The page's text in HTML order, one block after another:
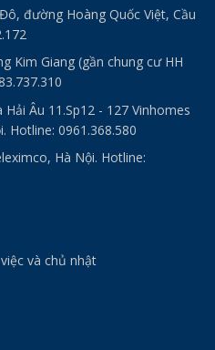
đường Hoàng Quốc Việt, Cầu
Kim Giang (gần chung cư HH
Âu 11.Sp12 - 127 Vinhomes
Hotline: 0961.368.580
Hà Nội. Hotline:
và chủ nhật